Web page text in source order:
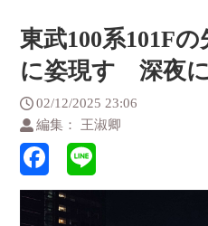
東武100系101F
に姿現す 深夜
02/12/2025 23:06
編集： 王淑卿